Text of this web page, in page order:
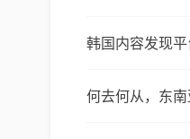
韩国内容发现
何去何从，东